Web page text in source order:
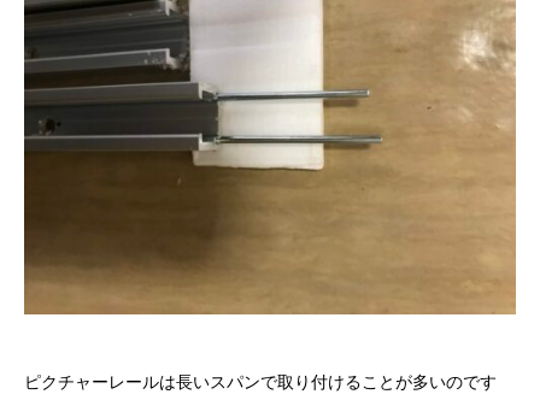
ピクチャーレールは長いスパンで取り付けることが多いのです